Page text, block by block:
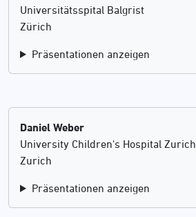
Universitätsspital Balgrist
Zürich
Präsentationen anzeigen
Daniel Weber
University Children's Hospital Zurich
Zurich
Präsentationen anzeigen